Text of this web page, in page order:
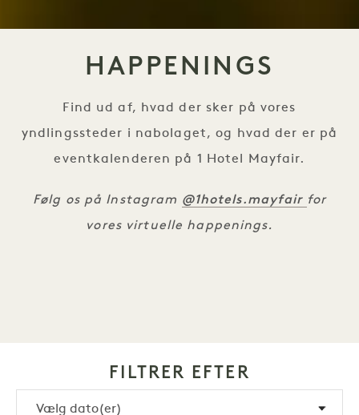
HAPPENINGS
Find ud af, hvad der sker på vores
yndlingssteder i nabolaget, og hvad der er på
eventkalenderen på 1 Hotel Mayfair.
Følg os på Instagram @1hotels.mayfair for
vores virtuelle happenings.
FILTRER EFTER